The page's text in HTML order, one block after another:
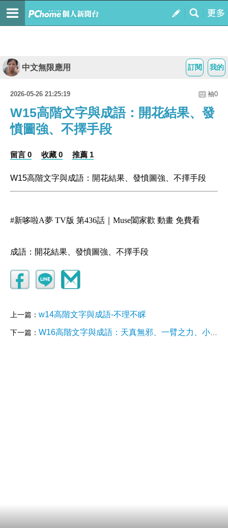
我的
訂閱
中文無限應用
2026-05-26 21:25:19 袖0
W15高階文字與成語：開花結果、發
憤圖強、不擇手段
留言 0 收藏 0 推薦 1
W15高階文字與成語： 開花結果、發憤圖強、不擇手段
#新哆啦A夢 TV版 第436話｜Muse闔家歡 動畫 免費看
成語：開花結果、發憤圖強、不擇手段
上一篇： w14高階文字與成語-不理不睬
下一篇： W16高階文字與成語：天真無邪、一臂之力、小事一樁